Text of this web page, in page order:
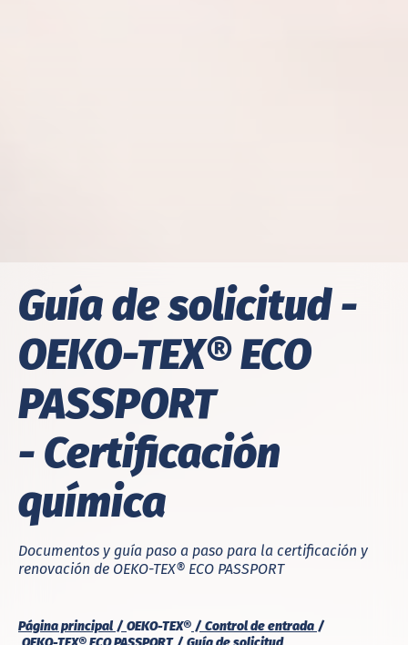
Página principal OEKO-TEX®
Control de entrada
Guía de solicitud -
OEKO-TEX® ECO
PASSPORT
- Certificación
química
Documentos y guía paso a paso para la certificación y
renovación de OEKO-TEX® ECO PASSPORT